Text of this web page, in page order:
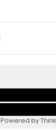
Powered by